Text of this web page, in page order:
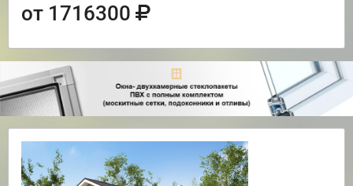
от 1716300